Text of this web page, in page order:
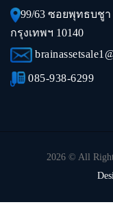
99/63 ซอยพุทธบชูา
กรุงเทพฯ 10140
085-938-6299
2026 © All